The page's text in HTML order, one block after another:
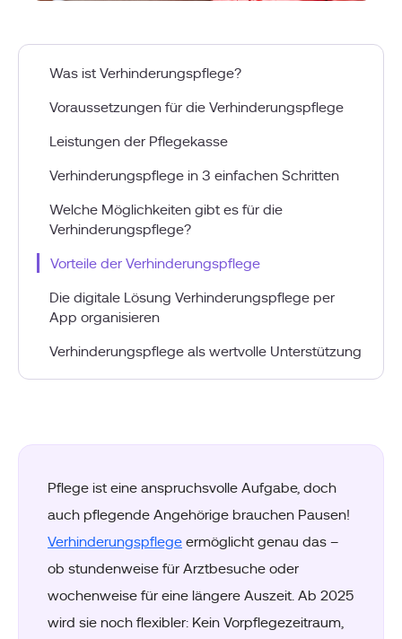
Pflege ist eine anspruchsvolle Aufgabe, doch
auch pflegende Angehörige brauchen Pausen!
Verhinderungspflege ermöglicht genau das –
ob stundenweise für Arztbesuche oder
wochenweise für eine längere Auszeit. Ab 2025
wird sie noch flexibler: Kein Vorpflegezeitraum,
Was ist Verhinderungspflege?
Voraussetzungen für die Verhinderungspflege
Leistungen der Pflegekasse
Verhinderungspflege in 3 einfachen Schritten
Welche Möglichkeiten gibt es für die
Verhinderungspflege?
Vorteile der Verhinderungspflege
Die digitale Lösung Verhinderungspflege per
App organisieren
Verhinderungspflege als wertvolle Unterstützung